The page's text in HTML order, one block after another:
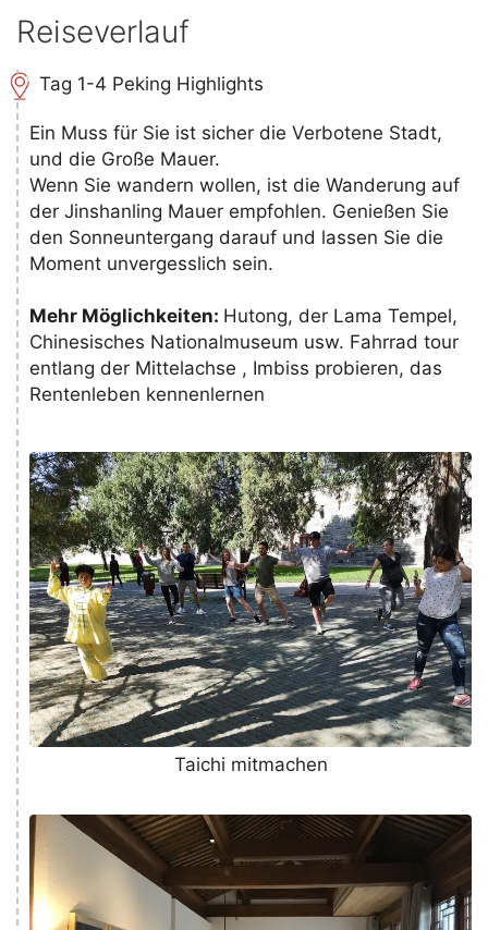
Reiseverlauf
Tag 1-4 Peking Highlights
Ein Muss für Sie ist sicher die Verbotene Stadt,
und die Große Mauer.
Wenn Sie wandern wollen, ist die Wanderung auf
der Jinshanling Mauer empfohlen. Genießen Sie
den Sonneuntergang darauf und lassen Sie die
Moment unvergesslich sein.
Mehr Möglichkeiten: Hutong, der Lama Tempel,
Chinesisches Nationalmuseum usw. Fahrrad tour
entlang der Mittelachse , Imbiss probieren, das
Rentenleben kennenlernen
Taichi mitmachen